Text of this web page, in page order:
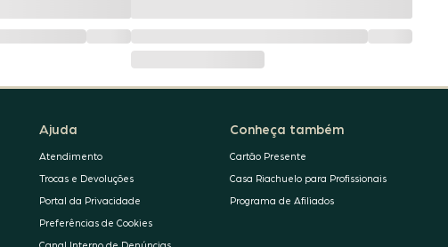
Ajuda
Atendimento
Trocas e Devoluções
Portal da Privacidade
Preferências de Cookies
Conheça também
Cartão Presente
Casa Riachuelo para Profissionais
Programa de Afiliados